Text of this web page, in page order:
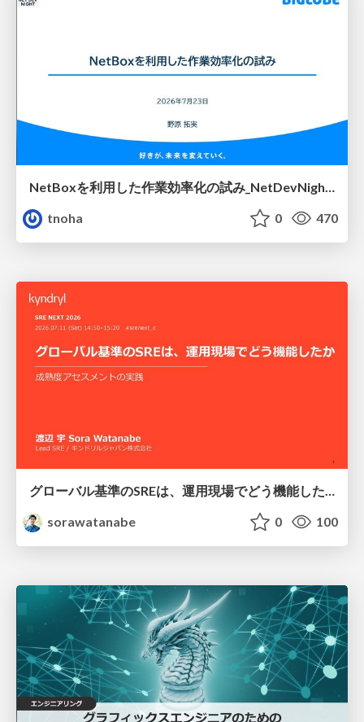
NetBoxを利用した作業効率化の試み_NetDevNight4
tnoha
0 470
sorawatanabe
0 100